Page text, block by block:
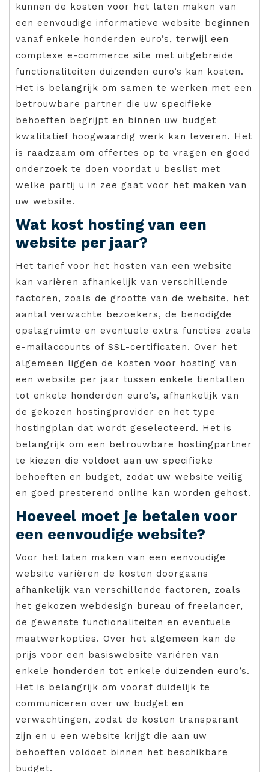
kunnen de kosten voor het laten maken van
een eenvoudige informatieve website beginnen
vanaf enkele honderden euro’s, terwijl een
complexe e-commerce site met uitgebreide
functionaliteiten duizenden euro’s kan kosten.
Het is belangrijk om samen te werken met een
betrouwbare partner die uw specifieke
behoeften begrijpt en binnen uw budget
kwalitatief hoogwaardig werk kan leveren. Het
is raadzaam om offertes op te vragen en goed
onderzoek te doen voordat u beslist met
welke partij u in zee gaat voor het maken van
uw website.
Wat kost hosting van een
website per jaar?
Het tarief voor het hosten van een website
kan variëren afhankelijk van verschillende
factoren, zoals de grootte van de website, het
aantal verwachte bezoekers, de benodigde
opslagruimte en eventuele extra functies zoals
e-mailaccounts of SSL-certificaten. Over het
algemeen liggen de kosten voor hosting van
een website per jaar tussen enkele tientallen
tot enkele honderden euro’s, afhankelijk van
de gekozen hostingprovider en het type
hostingplan dat wordt geselecteerd. Het is
belangrijk om een betrouwbare hostingpartner
te kiezen die voldoet aan uw specifieke
behoeften en budget, zodat uw website veilig
en goed presterend online kan worden gehost.
Hoeveel moet je betalen voor
een eenvoudige website?
Voor het laten maken van een eenvoudige
website variëren de kosten doorgaans
afhankelijk van verschillende factoren, zoals
het gekozen webdesign bureau of freelancer,
de gewenste functionaliteiten en eventuele
maatwerkopties. Over het algemeen kan de
prijs voor een basiswebsite variëren van
enkele honderden tot enkele duizenden euro’s.
Het is belangrijk om vooraf duidelijk te
communiceren over uw budget en
verwachtingen, zodat de kosten transparant
zijn en u een website krijgt die aan uw
behoeften voldoet binnen het beschikbare
budget.